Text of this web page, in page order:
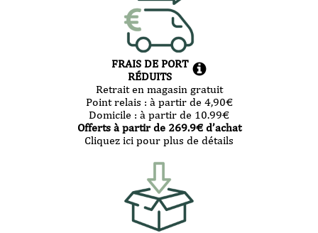
FRAIS DE PORT
RÉDUITS
Retrait en magasin gratuit
Point relais : à partir de 4,90€
Domicile : à partir de 10.99€
Offerts à partir de 269.9€ d’achat
Cliquez ici pour plus de détails